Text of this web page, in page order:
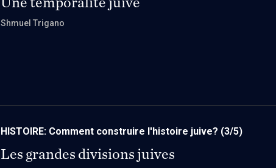
Shmuel Trigano
HISTOIRE: Comment construire l'histoire juive? (3/5)
Les grandes divisions juives